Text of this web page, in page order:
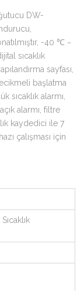
DW-
-40 ℃ ~
sıcaklık
sayfası,
başlatma
sıcaklık alarmı,
alarmı, filtre
kaydedici ile 7
çalışması için